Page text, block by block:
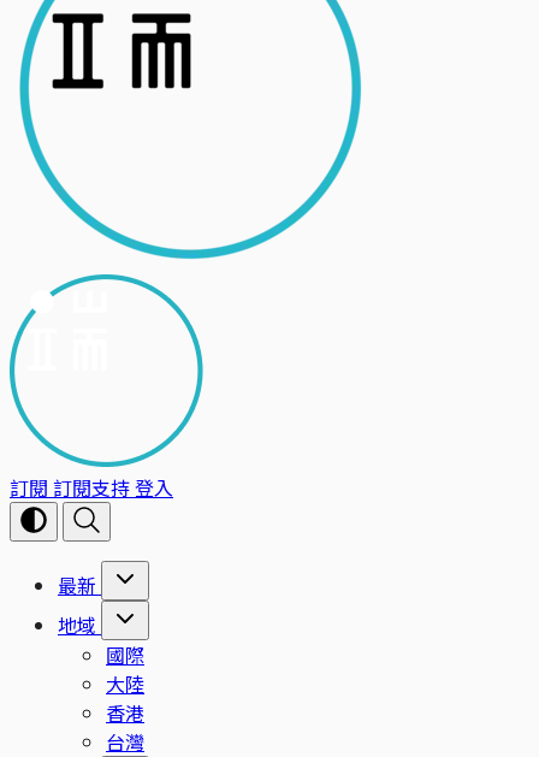
訂閱 訂閱支持登入
最新
地域
國際
大陸
香港
台灣